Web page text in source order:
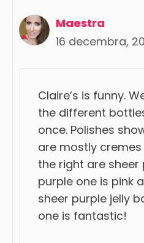
Maestra
16 decembra,
Claire’s is funny.
the different
once. Polishes
are mostly
the right are sheer
purple one is pink
sheer purple jelly
one is fantastic!